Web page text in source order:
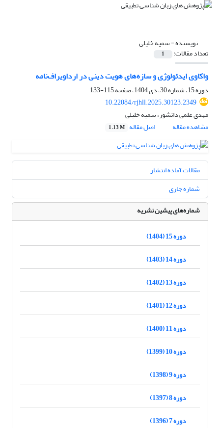
نویسنده =سمیه خلیلی
تعداد مقالات: 1
واکاوی ایدئولوژی و سازه‌های هویت دینی در ارداویراف‌نامه
دوره 15، شماره 30، دی 1404، صفحه
115-133
10.22084/rjhll.2025.30123.2349
مهدی علمی دانشور، سمیه خلیلی
مشاهده مقاله
اصل مقاله 1.13 M
مقالات آماده انتشار
شماره جاری
شماره‌های پیشین نشریه
دوره 15 (1404)
دوره 14 (1403)
دوره 13 (1402)
دوره 12 (1401)
دوره 11 (1400)
دوره 10 (1399)
دوره 9 (1398)
دوره 8 (1397)
دوره 7 (1396)